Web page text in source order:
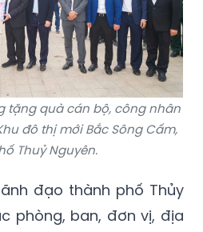
tặng quà cán bộ, công nhân
đô thị mới Bắc Sông Cấm,
Thuỷ Nguyên.
đạo thành phố Thủy
phòng, ban, đơn vị, địa